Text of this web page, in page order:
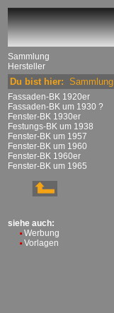
Sammlung
Hersteller
Du bist hier: Sammlung
Fassaden-BK 1920er
Fassaden-BK um 1930 ?
Fenster-BK 1930er
Festungs-BK um 1938
Fenster-BK um 1957
Fenster-BK um 1960
Fenster-BK 1960er
Fenster-BK um 1965
siehe auch:
Werbung
Vorlagen